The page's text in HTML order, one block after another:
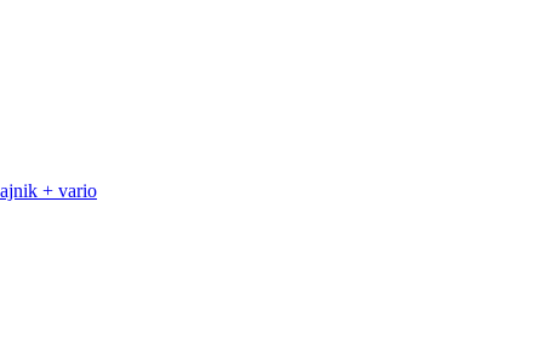
+ vario